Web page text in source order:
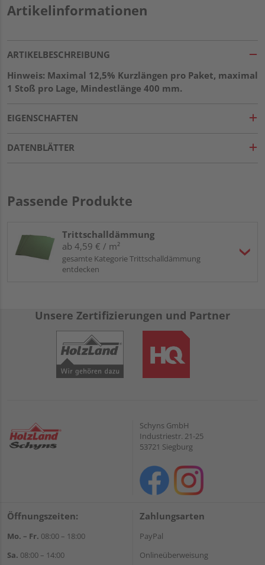
Artikelinformationen
ARTIKELBESCHREIBUNG
Hinweis: Maximal 12,5% Kurzlängen pro Paket, maximal
1 Stoß pro Lage, Mindestlänge 400 mm.
EIGENSCHAFTEN
DATENBLÄTTER
Passende Produkte
Trittschalldämmung
ab 4,59 € / m²
gesamte Kategorie Trittschalldämmung
entdecken
Unsere Zertifizierungen und Partner
Schyns GmbH
Industriestr. 21-25
53721 Siegburg
Öffnungszeiten:
Mo. – Fr. 08:00 – 18:00
Sa. 08:00 – 14:00
Zahlungsarten
PayPal
Onlineüberweisung